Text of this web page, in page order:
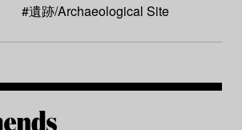
#遺跡/Archaeological Site